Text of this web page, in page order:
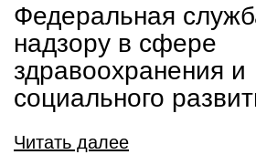
Федеральная
надзору в сфере
здравоохранения и
социального
Читать далее